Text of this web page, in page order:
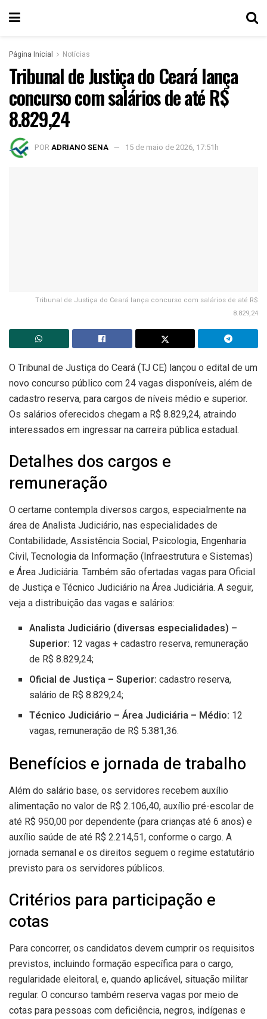
Página Inicial Notícias
Tribunal de Justiça do Ceará lança
concurso com salários de até R$
8.829,24
POR ADRIANO SENA 15 de maio de 2026, 17:51h
Tribunal de Justiça do Ceará lança concurso com salários de até R$
8.829,24
O Tribunal de Justiça do Ceará (TJ CE) lançou o edital de um
novo concurso público com 24 vagas disponíveis, além de
cadastro reserva, para cargos de níveis médio e superior.
Os salários oferecidos chegam a R$ 8.829,24, atraindo
interessados em ingressar na carreira pública estadual.
Detalhes dos cargos e
remuneração
O certame contempla diversos cargos, especialmente na
área de Analista Judiciário, nas especialidades de
Contabilidade, Assistência Social, Psicologia, Engenharia
Civil, Tecnologia da Informação (Infraestrutura e Sistemas)
e Área Judiciária. Também são ofertadas vagas para Oficial
de Justiça e Técnico Judiciário na Área Judiciária. A seguir,
veja a distribuição das vagas e salários:
Analista Judiciário (diversas especialidades) –
Superior: 12 vagas + cadastro reserva, remuneração
de R$ 8.829,24;
Oficial de Justiça – Superior: cadastro reserva,
salário de R$ 8.829,24;
Técnico Judiciário – Área Judiciária – Médio: 12
vagas, remuneração de R$ 5.381,36.
Benefícios e jornada de trabalho
Além do salário base, os servidores recebem auxílio
alimentação no valor de R$ 2.106,40, auxílio pré-escolar de
até R$ 950,00 por dependente (para crianças até 6 anos) e
auxílio saúde de até R$ 2.214,51, conforme o cargo. A
jornada semanal e os direitos seguem o regime estatutário
previsto para os servidores públicos.
Critérios para participação e
cotas
Para concorrer, os candidatos devem cumprir os requisitos
previstos, incluindo formação específica para o cargo,
regularidade eleitoral, e, quando aplicável, situação militar
regular. O concurso também reserva vagas por meio de
cotas para pessoas com deficiência, negros, indígenas e